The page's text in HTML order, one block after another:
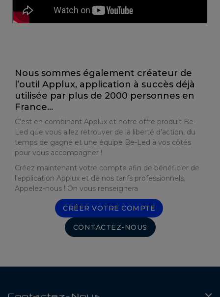
Nous sommes également créateur de
l’outil Applux, application à succès déjà
utilisée par plus de 2000 personnes en
France…
C’est en combinant Applux et notre offre produit Be-
Led que vous allez retrouver de la liberté d’action, du
temps de gagné et une équipe Be-Led à vos côtés
pour vous accompagner !
Créez maintenant votre compte afin de bénéficier de
l’application Applux et de nos tarifs professionnels.
Appelez-nous ! On vous renseignera
CRÉER VOTRE COMPTE
CONTACTEZ-NOUS